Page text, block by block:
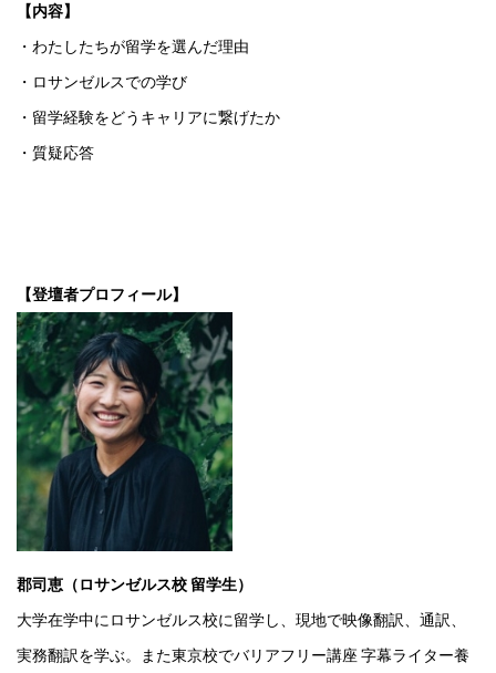
【内容】
・わたしたちが留学を選んだ理由
・ロサンゼルスでの学び
・留学経験をどうキャリアに繋げたか
・質疑応答
【登壇者プロフィール】
郡司恵（ロサンゼルス校 留学生）
大学在学中にロサンゼルス校に留学し、現地で映像翻訳、通訳、
実務翻訳を学ぶ。また東京校でバリアフリー講座 字幕ライター養